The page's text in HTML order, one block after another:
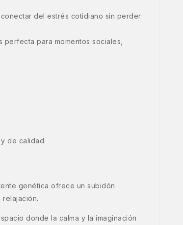
del estrés cotidiano sin perder
para momentos sociales,
de calidad.
genética ofrece un subidón
donde la calma y la imaginación